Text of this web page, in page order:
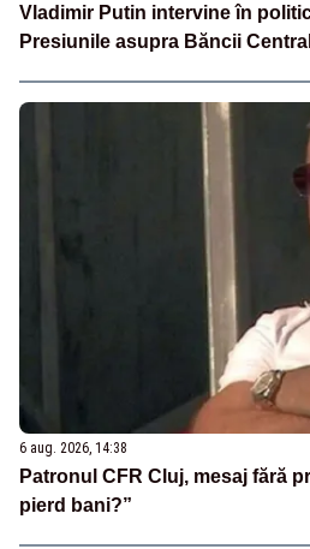
Vladimir Putin intervine în
Presiunile asupra Băncii
6 aug. 2026, 14:38
Patronul CFR Cluj, mesaj fără
pierd bani?”